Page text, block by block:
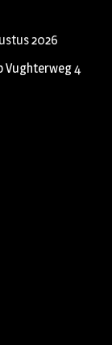
2026
Vughterweg4